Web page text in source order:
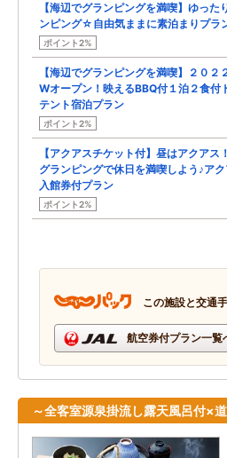
【海辺でグランピングを満喫】ゆった
ンピング☆自由気ままに素泊まりプラ
ポイント2%
【海辺でグランピングを満喫】２０２
Wオープン！映えるBBQ付１泊２食付
テント宿泊プラン
ポイント2%
【アクアスチケット付】昼はアクアス
グランピングで休日を満喫しよう♪アク
入館券付プラン
ポイント2%
この施設と交通
航空券付プラン一覧
～全客室源泉掛流し露天風呂付×